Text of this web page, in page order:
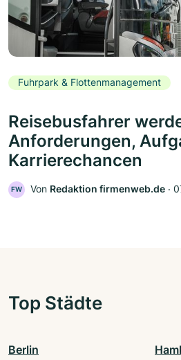
Fuhrpark & Flottenmanagement
Reisebusfahrer
Anforderungen,
Karrierechancen
FW Von Redaktion firmenweb.de ‧
Top Städte
Berlin